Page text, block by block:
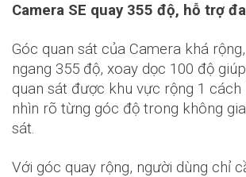
Camera SE quay 355 độ, hỗ trợ
Góc quan sát của Camera khá
ngang 355 độ, xoay dọc 100 độ
quan sát được khu vực rộng 1 cách
nhìn rõ từng góc độ trong không
sát.
Với góc quay rộng, người dùng chỉ